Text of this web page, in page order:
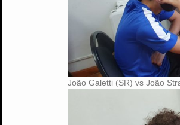
João Galetti (SR) vs João